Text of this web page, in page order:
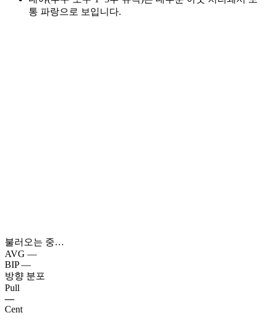
통 파랑으로 보입니다.
불러오는 중…
AVG —
BIP —
방향 분포
Pull
—
Cent